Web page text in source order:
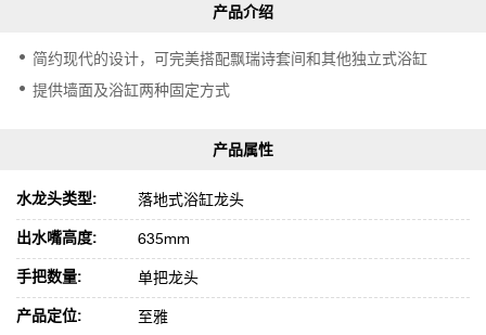
简约现代的设计，可完美搭配飘瑞诗套间和其他独立式浴缸
提供墙面及浴缸两种固定方式
水龙头类型: 落地式浴缸龙头
出水嘴高度: 635mm
手把数量: 单把龙头
产品定位: 至雅